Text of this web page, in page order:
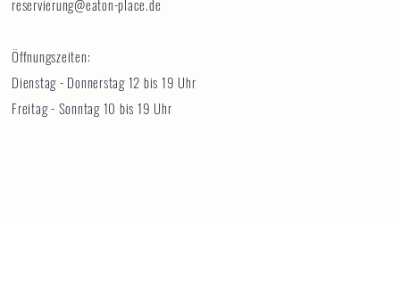
reservierung@eaton-place.de
Öffnungszeiten:
Dienstag - Donnerstag 12 bis 19 Uhr
Freitag - Sonntag 10 bis 19 Uhr